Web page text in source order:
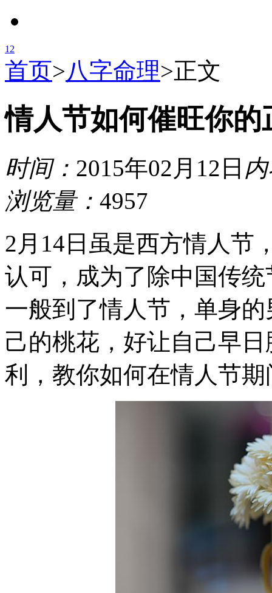
1 2
首页>八字命理>正文
情人节如何催旺你的
时间： 2015年02月12日
浏览量： 4957
2月14日虽是西方情人节
认可，成为了除中国传
一般到了情人节，单身
己的桃花，好让自己早
利，教你如何在情人节